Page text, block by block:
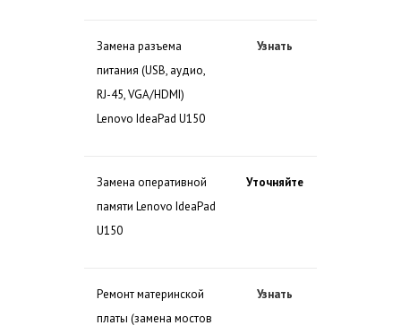
Замена разъема
питания (USB, аудио,
RJ-45, VGA/HDMI)
Lenovo IdeaPad U150
Узнать
Замена оперативной
памяти Lenovo IdeaPad
U150
Уточняйте
Ремонт материнской
платы (замена мостов
Узнать